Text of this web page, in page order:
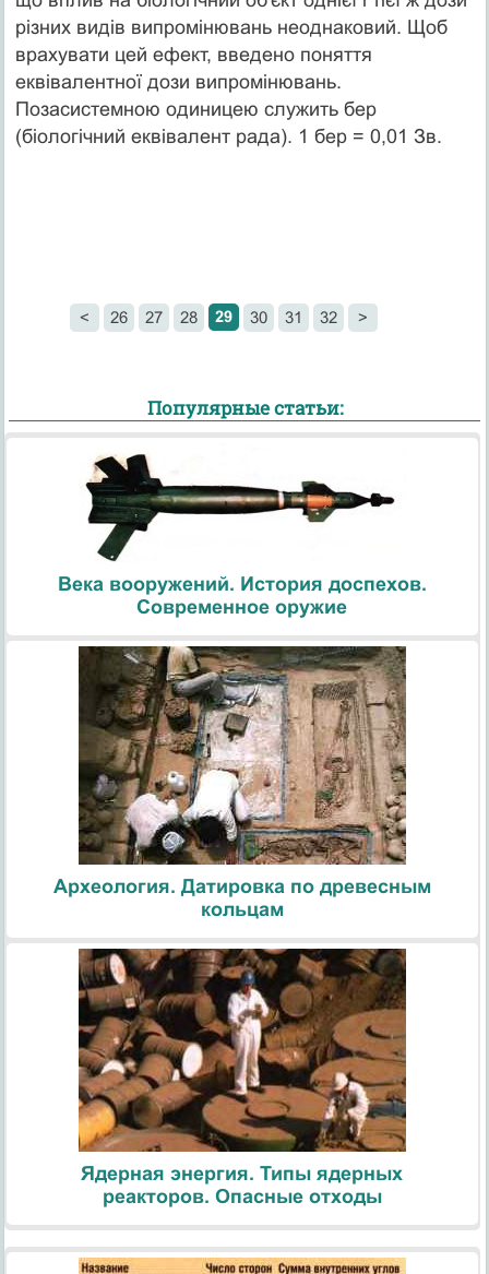
різних видів випромінювань неоднаковий. Щоб
врахувати цей ефект, введено поняття
еквівалентної дози випромінювань.
Позасистемною одиницею служить бер
(біологічний еквівалент рада). 1 бер = 0,01 Зв.
< 26 27 28 29 30 31 32 >
Популярные статьи:
Века вооружений. История доспехов.
Современное оружие
Археология. Датировка по древесным
кольцам
Ядерная энергия. Типы ядерных
реакторов. Опасные отходы